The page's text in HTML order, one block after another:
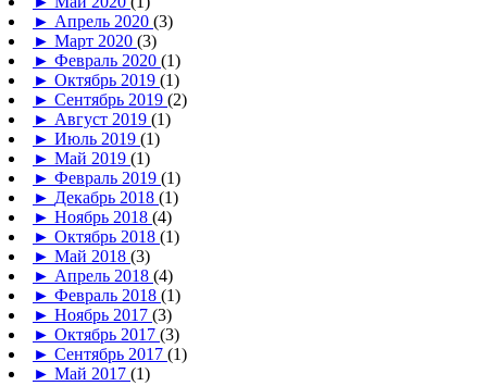
► Апрель 2020 (3)
► Март 2020 (3)
► Февраль 2020 (1)
► Октябрь 2019 (1)
► Сентябрь 2019 (2)
► Август 2019 (1)
► Июль 2019 (1)
► Май 2019 (1)
► Февраль 2019 (1)
► Декабрь 2018 (1)
► Ноябрь 2018 (4)
► Октябрь 2018 (1)
► Май 2018 (3)
► Апрель 2018 (4)
► Февраль 2018 (1)
► Ноябрь 2017 (3)
► Октябрь 2017 (3)
► Сентябрь 2017 (1)
► Май 2017 (1)